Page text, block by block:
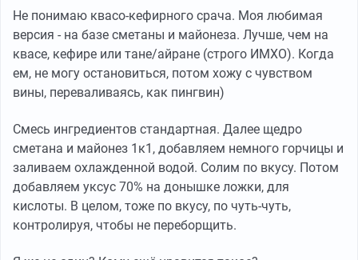
Не понимаю квасо-кефирного срача. Моя любимая
версия - на базе сметаны и майонеза. Лучше, чем на
квасе, кефире или тане/айране (строго ИМХО). Когда
ем, не могу остановиться, потом хожу с чувством
вины, переваливаясь, как пингвин)
Смесь ингредиентов стандартная. Далее щедро
сметана и майонез 1к1, добавляем немного горчицы и
заливаем охлажденной водой. Солим по вкусу. Потом
добавляем уксус 70% на донышке ложки, для
кислоты. В целом, тоже по вкусу, по чуть-чуть,
контролируя, чтобы не переборщить.